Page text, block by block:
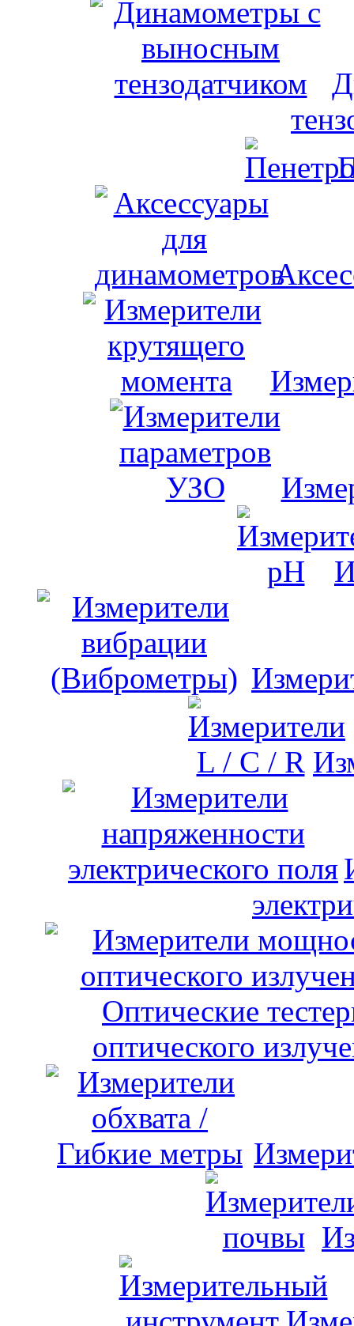
оптического